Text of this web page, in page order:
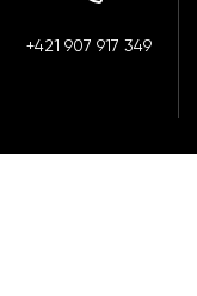
+421 907 917 349